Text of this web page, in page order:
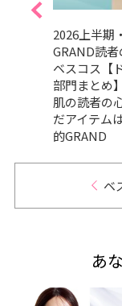
2026上半期
GRAND読
ベスコス【
部門まとめ
肌の読者の
だアイテム
的GRAND
ベ
あ